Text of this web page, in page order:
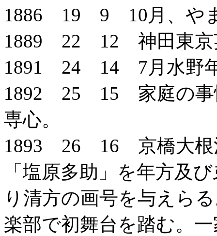
1886 19 9 10月、や
1889 22 12 神田東京
1891 24 14 7月水野
1892 25 15 家庭の事
専心。
1893 26 16 京橋大根
「塩原多助」を年方及
り清方の画号を与えら
楽部で初舞台を踏む。